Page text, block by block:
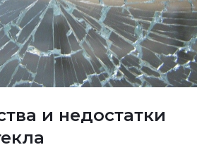
и недостатки